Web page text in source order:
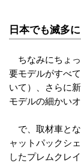
日本でも滅多
ちなみにちょ
要モデルがすべ
いて）、さらに
モデルの細かい
で、取材車と
ャットパックシ
したプレムクレ